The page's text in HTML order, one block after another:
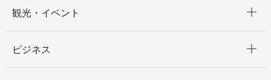
観光・イベント
ビジネス